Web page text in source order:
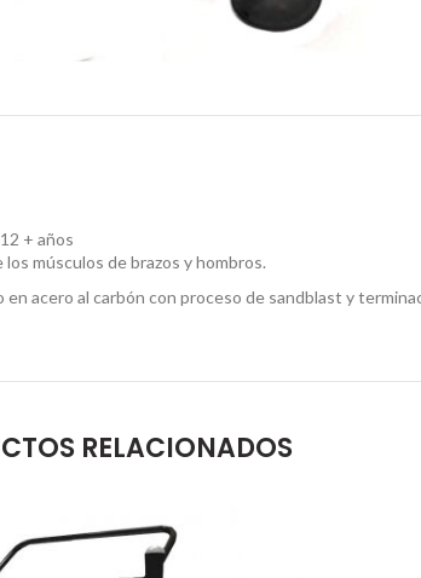
+ años
los músculos de brazos y hombros.
en acero al carbón con proceso de sandblast y
RELACIONADOS